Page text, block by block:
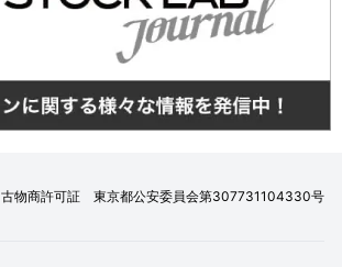
古物商許可証 東京都公安委員会第307731104330号